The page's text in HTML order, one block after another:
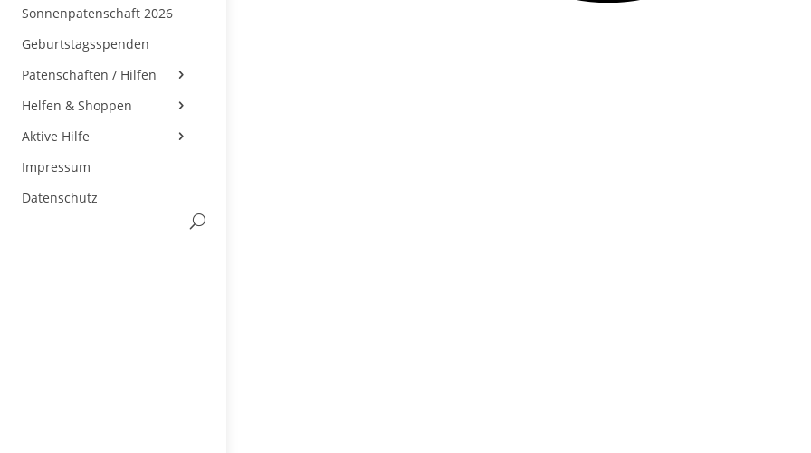
Sonnenpatenschaft 2026
Geburtstagsspenden
Patenschaften / Hilfen
Helfen & Shoppen
Aktive Hilfe
Impressum
Datenschutz